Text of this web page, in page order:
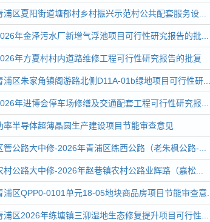
浦区夏阳街道塘郁村乡村振兴示范村公共配套服务设...
年金泽污水厂新增气浮池项目可行性研究报告的批...
年方夏村村内道路维修工程可行性研究报告的批复
浦区朱家角镇阁游路北侧D11A-01b绿地项目可行性研...
年进博会停车场修缮及交通配套工程可行性研究报...
率半导体超薄晶圆生产建设项目节能审查意见
管公路大中修-2026年青浦区练西公路（老朱枫公路-...
村公路大中修-2026年赵巷镇农村公路业辉路（嘉松...
浦区QPP0-0101单元18-05地块商品房项目节能审查意...
浦区2026年练塘镇三泖湿地生态修复提升项目可行性...